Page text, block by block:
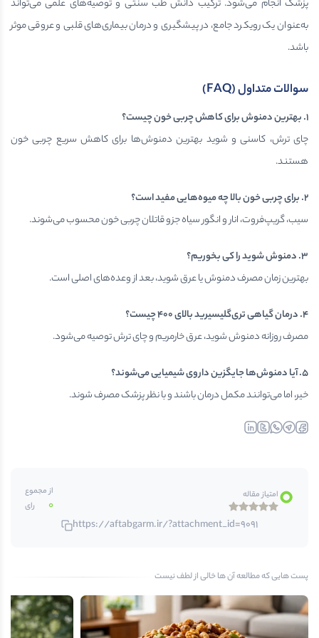
whatsapp
twitter
linkedin
پزشک انجام می‌شود. ترکیب دانش طب سنتی و توصیه‌های علمی می‌تواند
به‌عنوان یک رویکرد جامع، در پیشگیری و درمان بیماری‌های قلبی و عروقی موثر
باشد.
سوالات متداول(FAQ)
۱.بهترین دمنوش برای کاهش چربی خون چیست؟
چای ترش، کاسنی و شوید بهترین دمنوش‌ها برای کاهش سریع چربی خون
هستند.
۲.برای چربی خون بالا چه میوه‌هایی مفید است؟
سیب، گریپ‌فروت، انار و انگور سیاه جزو قاتلان چربی خون محسوب می‌شوند.
۳.دمنوش شوید را کی بخوریم؟
بهترین زمان مصرف دمنوش یا عرق شوید، بعد از وعده‌های اصلی است.
۴.درمان گیاهی تری‌گلیسیرید بالای۴۰۰چیست؟
مصرف روزانه دمنوش شوید، عرق خارمریم و چای ترش توصیه می‌شود.
۵.آیا دمنوش‌ها جایگزین داروی شیمیایی می‌شوند؟
خیر، اما می‌توانند مکمل درمان باشند و با نظر پزشک مصرف شوند.
0امتیاز مقاله از مجموع
0 رای
https://aftabgarm.ir/?attachment_id=9091
پست هایی که مطالعه آن ها خالی از لطف نیست